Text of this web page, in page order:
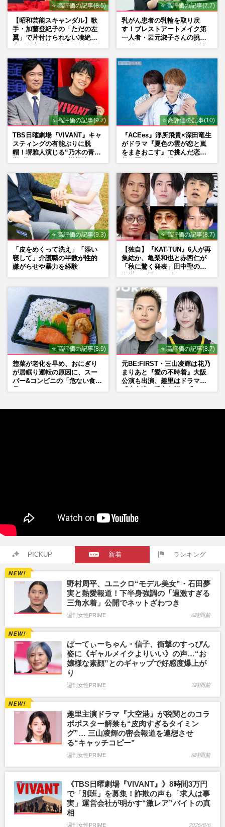
⭐ 高評価の記事(8.5)
【昭和芸能スキャンダル】歌
手・加藤登紀子の「ただの左
翼」で片付けられない凄絶半
⭐ 高評価の記事(7.7)
乳がん患者の乳輪を取り戻
す！ブレストアートメイク第
一人者・岩元淑子さんの挑戦
⭐ 高評価の記事(9.7)
TBS日曜劇場『VIVANT』キャ
スティングの有能ぶりに脱
帽！堺雅人演じる“乃木の青年
マン長男・櫻井海音だった
⭐ 高評価の記事(10)
『ACEes』浮所飛貴×深田竜生
がドラマ『夏色の雲が恋と嵐
をまきおこす』で挑んだ恋人
⭐ 高評価の記事(9.3)
「皮をめくって洗え」「添い
寝して」介護職の半数が性的
嫌がらせや暴力を経験
⭐ 高評価の記事(8.7)
【独自】『KAT-TUN』6人が再
集結か、亀梨和也と赤西仁が
「秋に驚く発表」田中聖の刑
⭐ 高評価の記事(8.9)
惣菜が老化を早め、おにぎり
が居眠り運転の原因に、スー
パー&コンビニの「危ない食
⭐ 高評価の記事(8.7)
元BE:FIRST・三山凌輝は花乃
まりあと『愛の不時着』大阪
公演も出演、趣里はドラマ
PICKUP 新着 ランキング
野村周平、ユニクロ“モデル美女”・石田夢
実と熱愛報道！下半身強調の「過激すぎる
三角水着」公開でネットざわつき
週刊女性PRIME 6時間前
ぱーてぃーちゃん・信子、衝撃のすっぴん
姿に《ギャルメイクよりいい》の声…“お
嬢様な素顔”とのギャップで好感度爆上が
り
週刊女性PRIME 7時間前
趣里主演ドラマ『大空港』が税関とのコラ
ボポスター解禁も“皮肉すぎるタイミン
グ”… 三山凌輝の密会報道を連想させ
る“キャッチコピー”
週刊女性PRIME 8時間前
《TBS日曜劇場『VIVANT』》8時間3万円
で「別班」を募集！詐欺の声も「求人は事
実」運営会社が明かす“激レア”バイトの真
相
週刊女性PRIME 2026/8/6